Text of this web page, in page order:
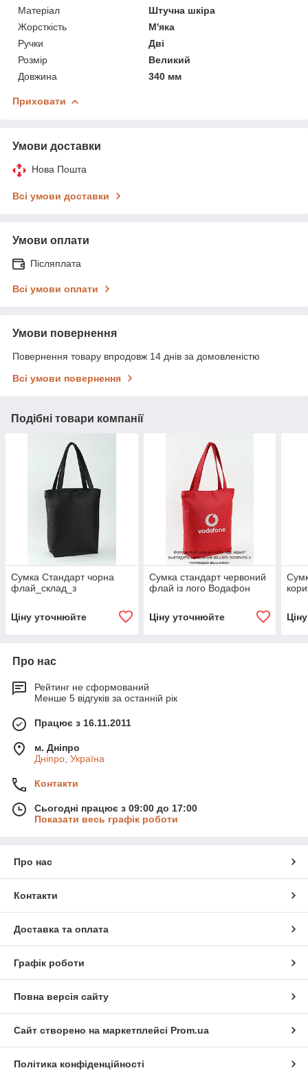
Матеріал
Штучна шкіра
Жорсткість
М'яка
Ручки
Дві
Розмір
Великий
Довжина
340 мм
Приховати
Умови доставки
Нова Пошта
Всі умови доставки
Умови оплати
Післяплата
Всі умови оплати
Умови повернення
Повернення товару впродовж 14 днів за домовленістю
Всі умови повернення
Подібні товари компанії
Сумка Стандарт чорна
флай_склад_з
Ціну уточнюйте
Сумка стандарт червоний
флай із лого Водафон
Ціну уточнюйте
Про нас
Рейтинг не сформований
Менше 5 відгуків за останній рік
Працює з 16.11.2011
м. Дніпро
Дніпро, Україна
Контакти
Сьогодні працює з 09:00 до 17:00
Показати весь графік роботи
Про нас
Контакти
Доставка та оплата
Графік роботи
Повна версія сайту
Сайт створено на маркетплейсі Prom.ua
Політика конфіденційності